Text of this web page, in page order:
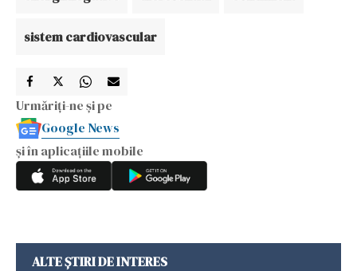
sistem cardiovascular
Urmăriți-ne și pe
Google News
și în aplicațiile mobile
ALTE ȘTIRI DE INTERES